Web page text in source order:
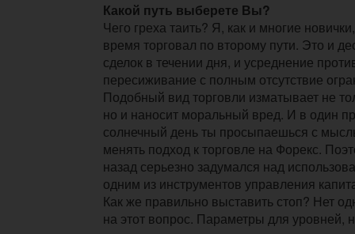
Какой путь выберете Вы?
Чего греха таить? Я, как и многие
время торговал по второму пути. Это и
сделок в течении дня, и усреднение
пересиживание с полным отсутствие
Подобный вид торговли изматывает не
но и наносит моральный вред. И в один
солнечный день ты просыпаешься с
менять подход к торговле на Форекс.
назад серьезно задумался над
одним из инструментов управления
Как же правильно выставить стоп? Нет
на этот вопрос. Параметры для уровней,